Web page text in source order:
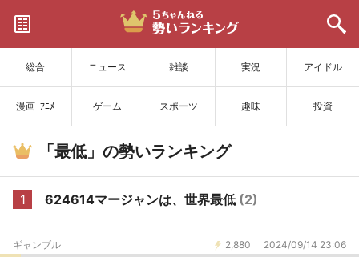
総合 ニュース 雑談 実況 アイドル
漫画･ｱﾆﾒ ゲーム スポーツ 趣味 投資
サイトを更新
「最低」の勢いランキング
1 624614マージャンは、世界最低 (2)
2,880 2024/09/14 23:06
ギャンブル